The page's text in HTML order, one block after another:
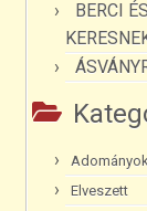
BERCI
Elveszett